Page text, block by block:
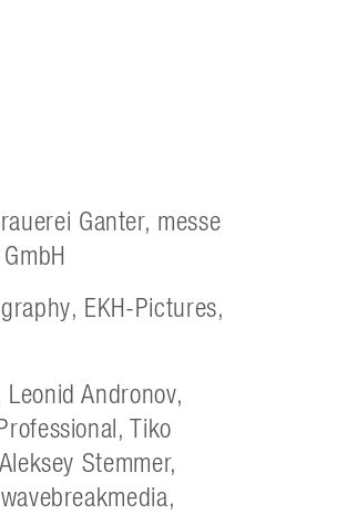
Ganter, messe
EKH-Pictures,
Andronov,
Tiko
Stemmer,